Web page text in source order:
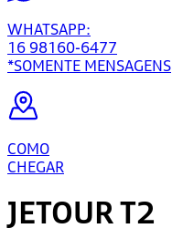
WHATSAPP:
16 98160-6477
*SOMENTE MENSAGENS
COMO
CHEGAR
JETOURT2